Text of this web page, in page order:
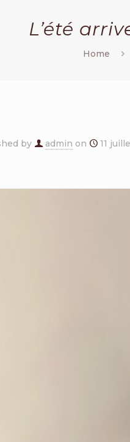
L’été
Home
by admin on 11